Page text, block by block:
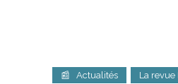
📰 Actualités La revue